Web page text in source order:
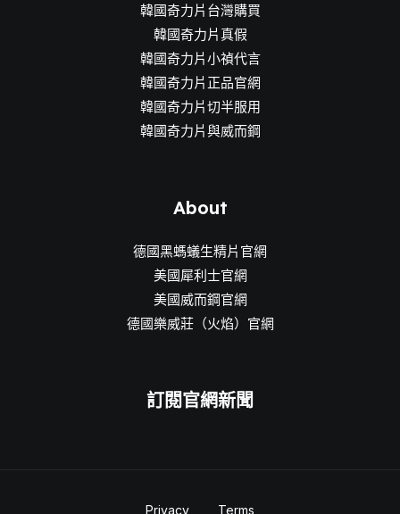
韓國奇力片台灣購買
韓國奇力片真假
韓國奇力片小禎代言
韓國奇力片正品官網
韓國奇力片切半服用
韓國奇力片與威而鋼
About
德國黑螞蟻生精片官網
美國犀利士官網
美國威而鋼官網
德國樂威莊（火焰）官網
訂閱官網新聞
Privacy Terms